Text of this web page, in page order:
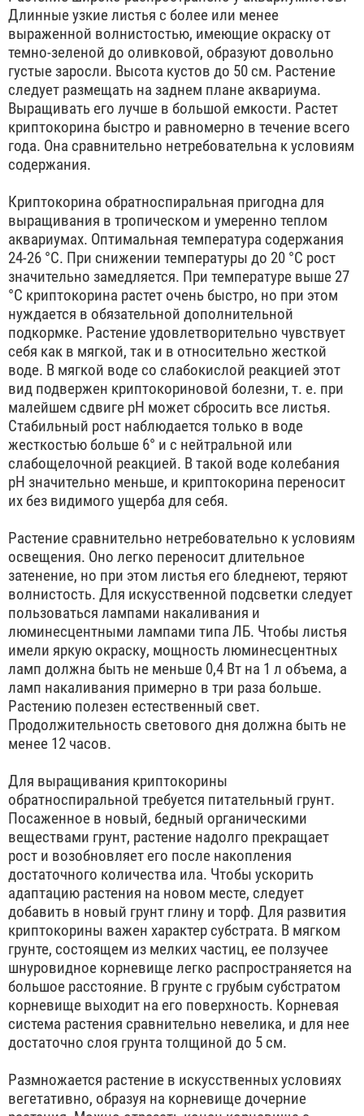
Длинные узкие листья с более или менее
выраженной волнистостью, имеющие окраску от
темно-зеленой до оливковой, образуют довольно
густые заросли. Высота кустов до 50 см. Растение
следует размещать на заднем плане аквариума.
Выращивать его лучше в большой емкости. Растет
криптокорина быстро и равномерно в течение всего
года. Она сравнительно нетребовательна к условиям
содержания.
Криптокорина обратноспиральная пригодна для
выращивания в тропическом и умеренно теплом
аквариумах. Оптимальная температура содержания
24-26 °С. При снижении температуры до 20 °С рост
значительно замедляется. При температуре выше 27
°С криптокорина растет очень быстро, но при этом
нуждается в обязательной дополнительной
подкормке. Растение удовлетворительно чувствует
себя как в мягкой, так и в относительно жесткой
воде. В мягкой воде со слабокислой реакцией этот
вид подвержен криптокориновой болезни, т. е. при
малейшем сдвиге рН может сбросить все листья.
Стабильный рост наблюдается только в воде
жесткостью больше 6° и с нейтральной или
слабощелочной реакцией. В такой воде колебания
рН значительно меньше, и криптокорина переносит
их без видимого ущерба для себя.
Растение сравнительно нетребовательно к условиям
освещения. Оно легко переносит длительное
затенение, но при этом листья его бледнеют, теряют
волнистость. Для искусственной подсветки следует
пользоваться лампами накаливания и
люминесцентными лампами типа ЛБ. Чтобы листья
имели яркую окраску, мощность люминесцентных
ламп должна быть не меньше 0,4 Вт на 1 л объема, a
ламп накаливания примерно в три раза больше.
Растению полезен естественный свет.
Продолжительность светового дня должна быть не
менее 12 часов.
Для выращивания криптокорины
обратноспиральной требуется питательный грунт.
Посаженное в новый, бедный органическими
веществами грунт, растение надолго прекращает
рост и возобновляет его после накопления
достаточного количества ила. Чтобы ускорить
адаптацию растения на новом месте, следует
добавить в новый грунт глину и торф. Для развития
криптокорины важен характер субстрата. В мягком
грунте, состоящем из мелких частиц, ее ползучее
шнуровидное корневище легко распространяется на
большое расстояние. В грунте с грубым субстратом
корневище выходит на его поверхность. Корневая
система растения сравнительно невелика, и для нее
достаточно слоя грунта толщиной до 5 см.
Размножается растение в искусственных условиях
вегетативно, образуя на корневище дочерние